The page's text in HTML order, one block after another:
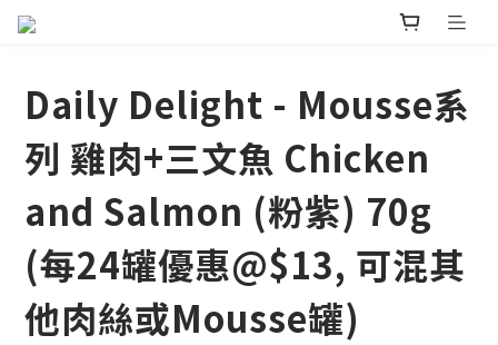
Daily Delight - Mousse系
列 雞肉+三文魚 Chicken
and Salmon (粉紫) 70g
(每24罐優惠@$13, 可混其
他肉絲或Mousse罐)